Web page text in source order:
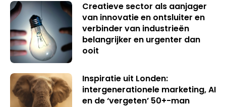
Creatieve sector als aanjager
van innovatie en ontsluiter en
verbinder van industrieën
belangrijker en urgenter dan
ooit
Inspiratie uit Londen:
intergenerationele marketing, AI
en de ‘vergeten’ 50+-man